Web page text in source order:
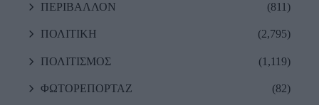
ΠΕΡΙΒΑΛΛΟΝ (811)
ΠΟΛΙΤΙΚΗ (2,795)
ΠΟΛΙΤΙΣΜΟΣ (1,119)
ΦΩΤΟΡΕΠΟΡΤΑΖ (82)